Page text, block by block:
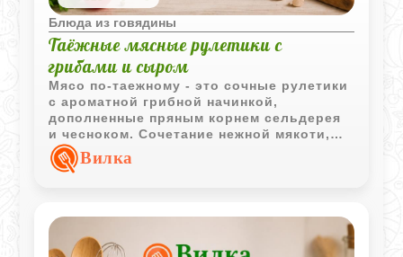
Блюда из говядины
Таёжные мясные рулетики с
грибами и сыром
Мясо по-таежному - это сочные рулетики
с ароматной грибной начинкой,
дополненные пряным корнем сельдерея
и чесноком. Сочетание нежной мякоти,
подтаявшего сыра и наваристых
сушеных грибов создает по настоящему
Вилка